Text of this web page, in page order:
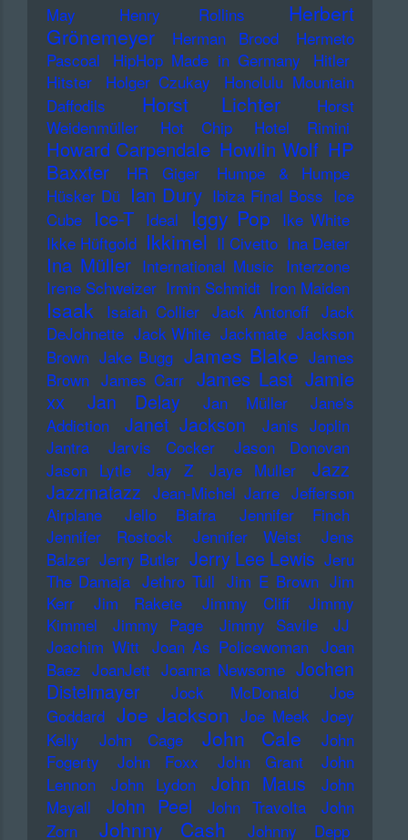
May
Henry Rollins
Herbert
Grönemeyer
Herman Brood
Hermeto
Pascoal
HipHop Made in Germany
Hitler
Hitster
Holger Czukay
Honolulu Mountain
Daffodils
Horst Lichter
Horst
Weidenmüller
Hot Chip Hotel Rimini
Howard Carpendale Howlin Wolf HP
Baxxter
HR Giger
Humpe & Humpe
Hüsker Dü Ian Dury Ibiza Final Boss Ice
Cube
Ice-T Ideal Iggy Pop Ike White
Ikke Hüftgold Ikkimel Il Civetto Ina Deter
Ina Müller International Music Interzone
Irene Schweizer Irmin Schmidt Iron Maiden
Isaak Isaiah Collier Jack Antonoff Jack
DeJohnette Jack White Jackmate Jackson
Brown Jake Bugg James Blake James
Brown James Carr James Last Jamie
xx
Jan Delay Jan Müller
Jane's
Addiction
Janet Jackson
Janis Joplin
Jantra
Jarvis Cocker
Jason Donovan
Jason Lytle
Jay Z Jaye Muller
Jazz
Jazzmatazz Jean-Michel Jarre Jefferson
Airplane
Jello Biafra
Jennifer Finch
Jennifer Rostock
Jennifer Weist
Jens
Balzer Jerry Butler Jerry Lee Lewis Jeru
The Damaja Jethro Tull Jim E Brown Jim
Kerr
Jim Rakete Jimmy Cliff
Jimmy
Kimmel
Jimmy Page Jimmy Savile
JJ
Joachim Witt Joan As Policewoman Joan
Baez JoanJett Joanna Newsome Jochen
Distelmayer
Jock McDonald
Joe
Goddard Joe Jackson Joe Meek Joey
Kelly
John Cage John Cale
John
Fogerty
John Foxx John Grant
John
Lennon
John Lydon John Maus
John
Mayall
John Peel John Travolta
John
Zorn
Johnny Cash Johnny Depp